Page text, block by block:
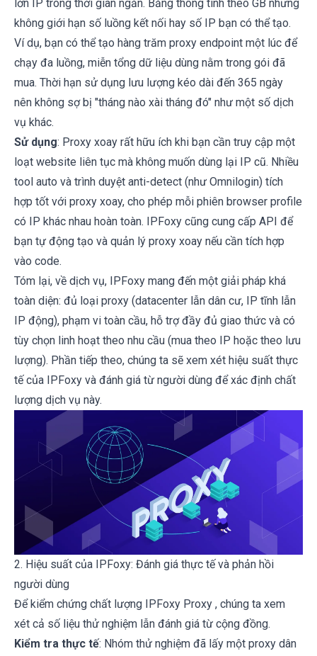
lớn IP trong thời gian ngắn. Băng thông tính theo GB nhưng
không giới hạn số luồng kết nối hay số IP bạn có thể tạo.
Ví dụ, bạn có thể tạo hàng trăm proxy endpoint một lúc để
chạy đa luồng, miễn tổng dữ liệu dùng nằm trong gói đã
mua. Thời hạn sử dụng lưu lượng kéo dài đến 365 ngày
nên không sợ bị "tháng nào xài tháng đó" như một số dịch
vụ khác.
Sử dụng: Proxy xoay rất hữu ích khi bạn cần truy cập một
loạt website liên tục mà không muốn dùng lại IP cũ. Nhiều
tool auto và trình duyệt anti-detect (như Omnilogin) tích
hợp tốt với proxy xoay, cho phép mỗi phiên browser profile
có IP khác nhau hoàn toàn. IPFoxy cũng cung cấp API để
bạn tự động tạo và quản lý proxy xoay nếu cần tích hợp
vào code.
Tóm lại, về dịch vụ, IPFoxy mang đến một giải pháp khá
toàn diện: đủ loại proxy (datacenter lẫn dân cư, IP tĩnh lẫn
IP động), phạm vi toàn cầu, hỗ trợ đầy đủ giao thức và có
tùy chọn linh hoạt theo nhu cầu (mua theo IP hoặc theo lưu
lượng). Phần tiếp theo, chúng ta sẽ xem xét hiệu suất thực
tế của IPFoxy và đánh giá từ người dùng để xác định chất
lượng dịch vụ này.
2. Hiệu suất của IPFoxy: Đánh giá thực tế và phản hồi
người dùng
Để kiểm chứng chất lượng
IPFoxy Proxy , chúng ta xem
xét cả số liệu thử nghiệm lẫn đánh giá từ cộng đồng.
Kiểm tra thực tế: Nhóm thử nghiệm đã lấy một proxy dân